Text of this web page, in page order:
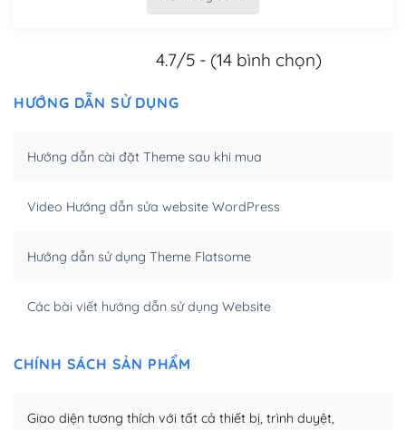
WordPress được thiết kế để thân thiện với SEO vì
hóa nội dung cho SEO.
của bạn trở nên rất thu hút đối với các công cụ tìm
– Dễ dàng tùy chỉnh, sửa chữa
bạn trở nên dễ dàng và nhanh chóng. Với kho Theme
4.7/5 - (14 bình chọn)
HƯỚNG DẪN SỬ DỤNG
Hướng dẫn cài đặt Theme sau khi mua
Video Hướng dẫn sửa website WordPress
Hướng dẫn sử dụng Theme Flatsome
Các bài viết hướng dẫn sử dụng Website
CHÍNH SÁCH SẢN PHẨM
Giao diện tương thích với tất cả thiết bị, trình duyệt,